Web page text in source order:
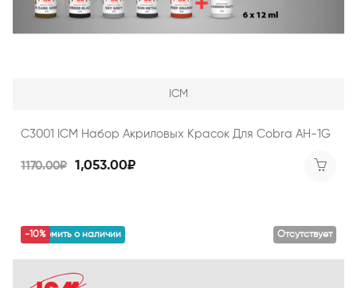
ICM
C3001 ICM Набор Акриловых Красок Для Cobra AH-1G
1170.00₽ 1,053.00₽
Отсутствует
уведомить о наличии
-10%